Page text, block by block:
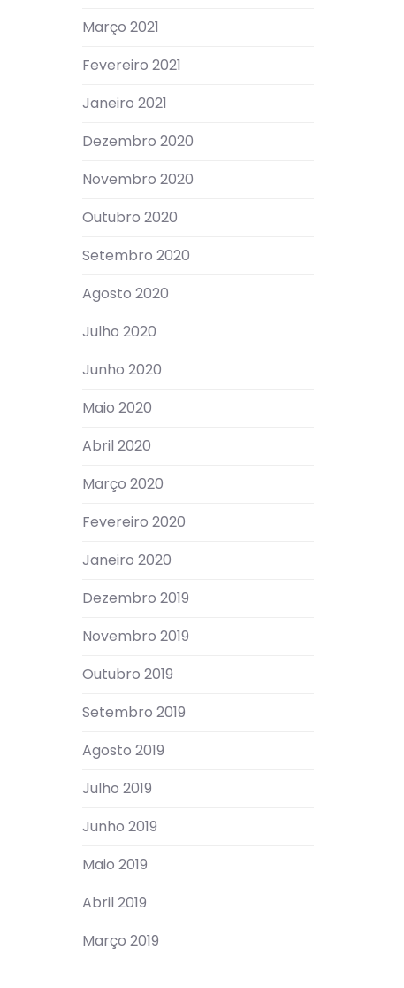
Março 2021
Fevereiro 2021
Janeiro 2021
Dezembro 2020
Novembro 2020
Outubro 2020
Setembro 2020
Agosto 2020
Julho 2020
Junho 2020
Maio 2020
Abril 2020
Março 2020
Fevereiro 2020
Janeiro 2020
Dezembro 2019
Novembro 2019
Outubro 2019
Setembro 2019
Agosto 2019
Julho 2019
Junho 2019
Maio 2019
Abril 2019
Março 2019